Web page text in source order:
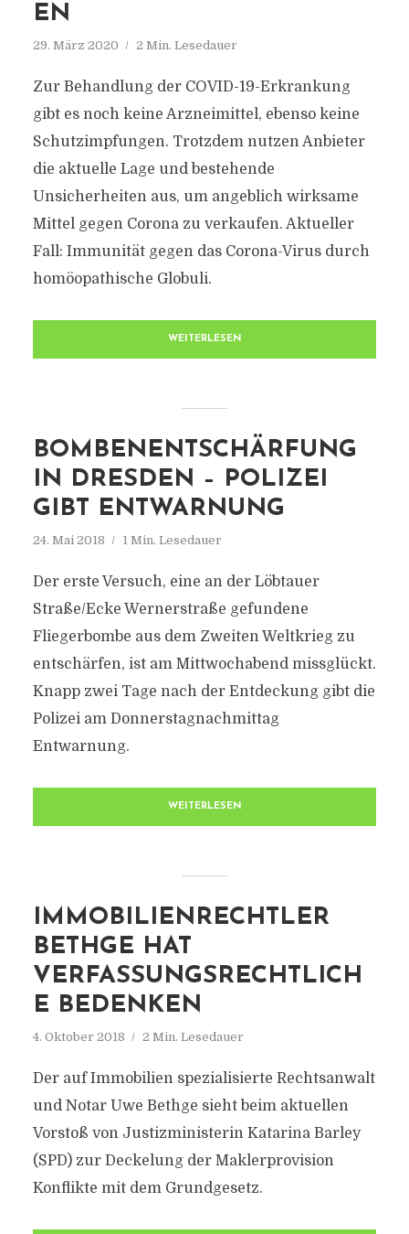
EN
29. März 2020 2 Min. Lesedauer
Zur Behandlung der COVID-19-Erkrankung
gibt es noch keine Arzneimittel, ebenso keine
Schutzimpfungen. Trotzdem nutzen Anbieter
die aktuelle Lage und bestehende
Unsicherheiten aus, um angeblich wirksame
Mittel gegen Corona zu verkaufen. Aktueller
Fall: Immunität gegen das Corona-Virus durch
homöopathische Globuli.
WEITERLESEN
BOMBENENTSCHÄRFUNG
IN DRESDEN – POLIZEI
GIBT ENTWARNUNG
24. Mai 2018 1 Min. Lesedauer
Der erste Versuch, eine an der Löbtauer
Straße/Ecke Wernerstraße gefundene
Fliegerbombe aus dem Zweiten Weltkrieg zu
entschärfen, ist am Mittwochabend missglückt.
Knapp zwei Tage nach der Entdeckung gibt die
Polizei am Donnerstagnachmittag
Entwarnung.
WEITERLESEN
IMMOBILIENRECHTLER
BETHGE HAT
VERFASSUNGSRECHTLICH
E BEDENKEN
4. Oktober 2018 2 Min. Lesedauer
Der auf Immobilien spezialisierte Rechtsanwalt
und Notar Uwe Bethge sieht beim aktuellen
Vorstoß von Justizministerin Katarina Barley
(SPD) zur Deckelung der Maklerprovision
Konflikte mit dem Grundgesetz.